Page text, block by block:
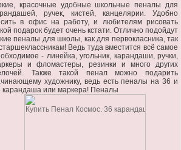
красочные удобные школьные пеналы для
ручек, кистей, канцелярии. Удобно
в офис на работу, и любителям рисовать
подарок будет очень кстати. Отлично подойдут
пеналы для школы, как для первокласника, так
Ведь туда вместится всё самое
- линейка, угольник, карандаши, ручки,
и фломастеры, резинки и много других
Также такой пенал можно подарить
художнику, ведь есть пеналы на 36 и
карандаша или маркера! Пеналы